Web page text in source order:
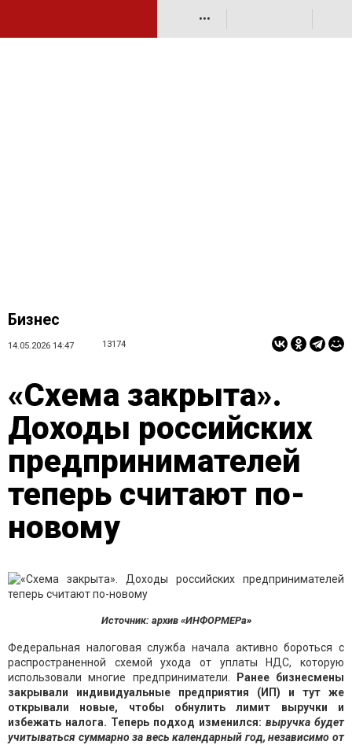
•••
Бизнес
14.05.2026 14:47 13174
«Схема закрыта».
Доходы российских
предпринимателей
теперь считают по-
новому
Источник: архив «ИНФОРМЕРа»
Федеральная налоговая служба начала активно бороться с
распространенной схемой ухода от уплаты НДС, которую
использовали многие предприниматели.
Ранее бизнесмены
закрывали индивидуальные предприятия (ИП) и тут же
открывали новые, чтобы обнулить лимит выручки и
избежать налога. Теперь подход изменился: выручка будет
учитываться суммарно за весь календарный год, независимо от